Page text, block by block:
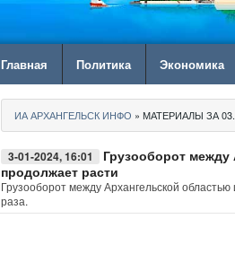
Главная Политика Экономика
ИА АРХАНГЕЛЬСК ИНФО » МАТЕРИАЛЫ ЗА
3-01-2024, 16:01
Грузооборот
продолжает расти
Грузооборот между Архангельской
раза.